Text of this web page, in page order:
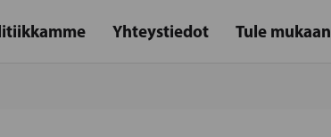
Yhteystiedot Tule mukaan